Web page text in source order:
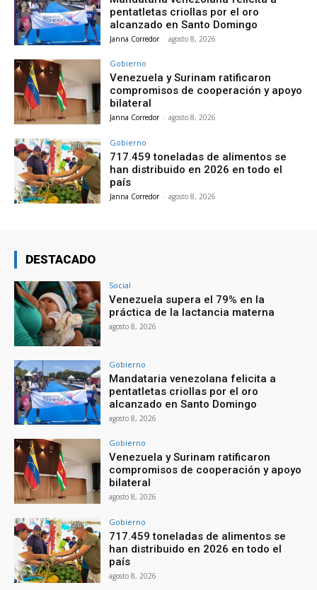
pentatletas criollas por el oro
alcanzado en Santo Domingo
Janna Corredor - agosto 8, 2026
Gobierno
Venezuela y Surinam ratificaron
compromisos de cooperación y apoyo
bilateral
Janna Corredor - agosto 8, 2026
Gobierno
717.459 toneladas de alimentos se
han distribuido en 2026 en todo el
país
Janna Corredor - agosto 8, 2026
DESTACADO
Social
Venezuela supera el 79% en la
práctica de la lactancia materna
agosto 8, 2026
Gobierno
Mandataria venezolana felicita a
pentatletas criollas por el oro
alcanzado en Santo Domingo
agosto 8, 2026
Gobierno
Venezuela y Surinam ratificaron
compromisos de cooperación y apoyo
bilateral
agosto 8, 2026
Gobierno
717.459 toneladas de alimentos se
han distribuido en 2026 en todo el
país
agosto 8, 2026